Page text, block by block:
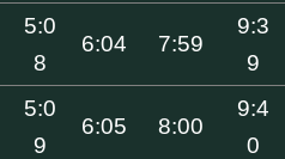
5:0
8
6:04 7:59
9:3
9
5:0
9
6:05 8:00
9:4
0